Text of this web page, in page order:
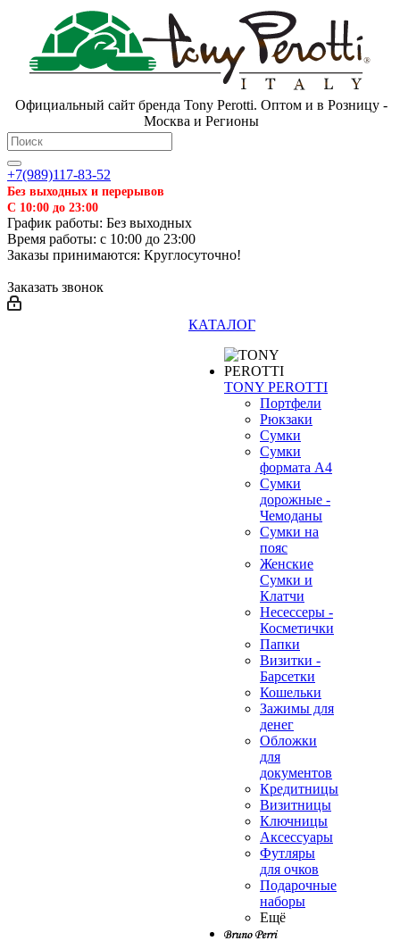
Официальный сайт бренда Tony Perotti. Оптом и в Розницу -
Москва и Регионы
+7(989)117-83-52
Без выходных и перерывов
С 10:00 до 23:00
График работы: Без выходных
Время работы: с 10:00 до 23:00
Заказы принимаются: Круглосуточно!
Заказать звонок
КАТАЛОГ
TONY PEROTTI
Портфели
Рюкзаки
Сумки
Сумки
формата А4
Сумки
дорожные -
Чемоданы
Сумки на
пояс
Женские
Сумки и
Клатчи
Несессеры -
Косметички
Папки
Визитки -
Барсетки
Кошельки
Зажимы для
денег
Обложки
для
документов
Кредитницы
Визитницы
Ключницы
Аксессуары
Футляры
для очков
Подарочные
наборы
Ещё